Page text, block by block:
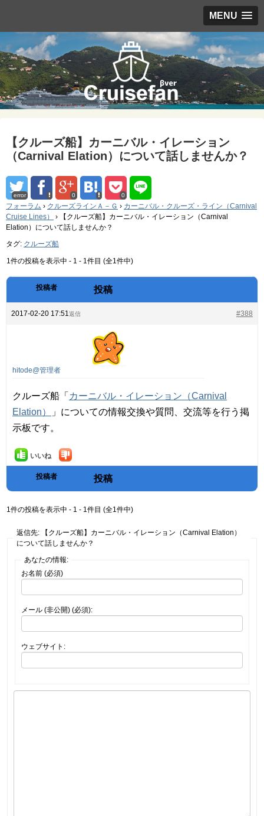
MENU
【クルーズ船】カーニバル・イレーション
（Carnival Elation）について話しませんか？
error 0 0
フォーラム › クルーズラインＡ－Ｇ › カーニバル・クルーズ・ライン（Carnival
Cruise Lines）
›
【クルーズ船】カーニバル・イレーション（Carnival
Elation）について話しませんか？
タグ: クルーズ船
1件の投稿を表示中 - 1 - 1件目 (全1件中)
投稿者 投稿
2017-02-20 17:51 #388
返信
hitode@管理者
クルーズ船「 カーニバル・イレーション（Carnival
Elation）
」についての情報交換や質問、交流等を行う掲
示板です。
いいね
投稿者 投稿
1件の投稿を表示中 - 1 - 1件目 (全1件中)
返信先: 【クルーズ船】カーニバル・イレーション（Carnival Elation）
について話しませんか？
あなたの情報:
お名前 (必須)
メール (非公開) (必須):
ウェブサイト: